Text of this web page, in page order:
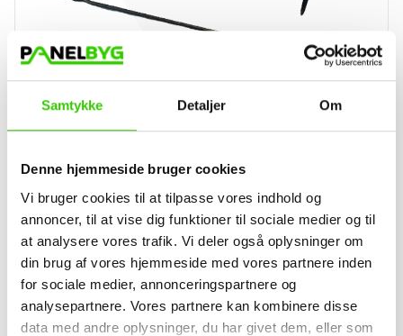
Samtykke Detaljer Om
Denne hjemmeside bruger cookies
Vi bruger cookies til at tilpasse vores indhold og
annoncer, til at vise dig funktioner til sociale medier og til
at analysere vores trafik. Vi deler også oplysninger om
din brug af vores hjemmeside med vores partnere inden
for sociale medier, annonceringspartnere og
analysepartnere. Vores partnere kan kombinere disse
data med andre oplysninger, du har givet dem, eller som
Etanco kombineret
plug/murbinder - porebeton
Kontakt os